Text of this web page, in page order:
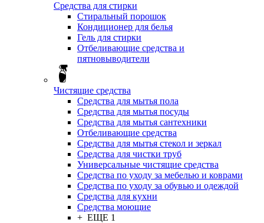
Средства для стирки
Стиральный порошок
Кондиционер для белья
Гель для стирки
Отбеливающие средства и
пятновыводители
Чистящие средства
Средства для мытья пола
Средства для мытья посуды
Средства для мытья сантехники
Отбеливающие средства
Средства для мытья стекол и зеркал
Средства для чистки труб
Универсальные чистящие средства
Средства по уходу за мебелью и коврами
Средства по уходу за обувью и одеждой
Средства для кухни
Средства моющие
+ ЕЩЕ 1